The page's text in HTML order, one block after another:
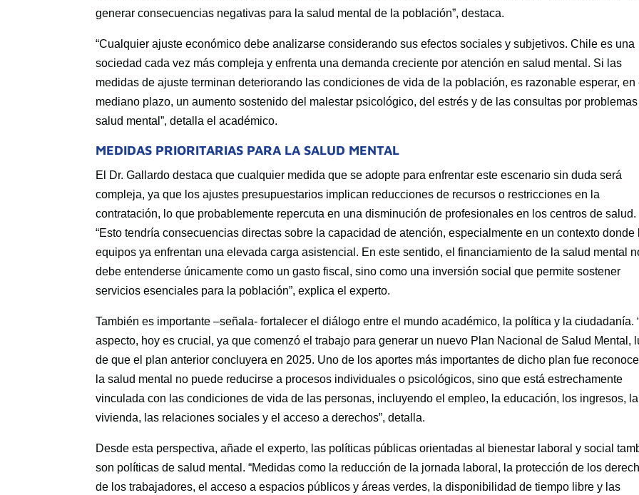
generar consecuencias negativas para la salud mental de la población”, destaca.
“Cualquier ajuste económico debe analizarse considerando sus efectos sociales y subjetivos. Chile es una
sociedad cada vez más compleja y enfrenta una demanda creciente por atención en salud mental. Si las
medidas de ajuste terminan deteriorando las condiciones de vida de la población, es razonable esperar, en
mediano plazo, un aumento sostenido del malestar psicológico, del estrés y de las consultas por
salud mental”, detalla el académico.
MEDIDAS PRIORITARIAS PARA LA SALUD MENTAL
El Dr. Gallardo destaca que cualquier medida que se adopte para enfrentar este escenario sin duda será
compleja, ya que los ajustes presupuestarios implican reducciones de recursos o restricciones en la
contratación, lo que probablemente repercuta en una disminución de profesionales en los centros de salud.
“Esto tendría consecuencias directas sobre la capacidad de atención, especialmente en un contexto donde
equipos ya enfrentan una elevada carga asistencial. En este sentido, el financiamiento de la salud mental
debe entenderse únicamente como un gasto fiscal, sino como una inversión social que permite sostener
servicios esenciales para la población”, explica el experto.
También es importante –señala- fortalecer el diálogo entre el mundo académico, la política y la ciudadanía.
aspecto, hoy es crucial, ya que comenzó el trabajo para generar un nuevo Plan Nacional de Salud Mental,
de que el plan anterior concluyera en 2025. Uno de los aportes más importantes de dicho plan fue
la salud mental no puede reducirse a procesos individuales o psicológicos, sino que está estrechamente
vinculada con las condiciones de vida de las personas, incluyendo el empleo, la educación, los ingresos, la
vivienda, las relaciones sociales y el acceso a derechos”, detalla.
Desde esta perspectiva, añade el experto, las políticas públicas orientadas al bienestar laboral y social
son políticas de salud mental. “Medidas como la reducción de la jornada laboral, la protección de los
de los trabajadores, el acceso a espacios públicos y áreas verdes, la disponibilidad de tiempo libre y las